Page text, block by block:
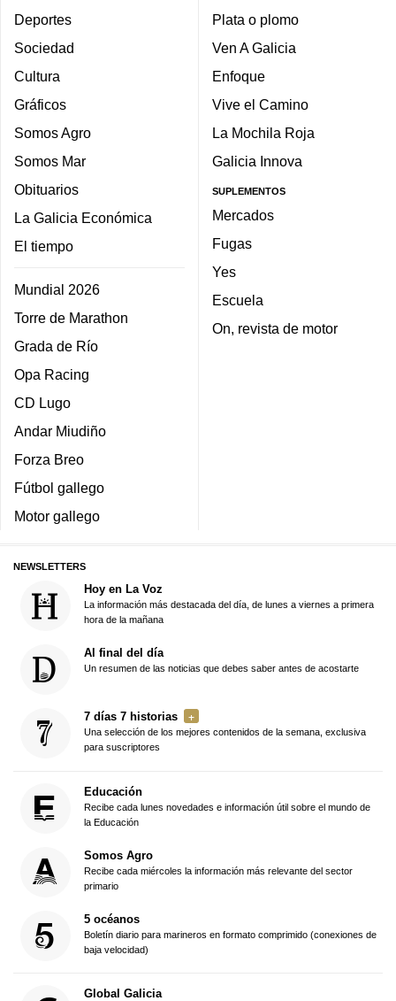
Deportes
Sociedad
Cultura
Gráficos
Somos Agro
Somos Mar
Obituarios
La Galicia Económica
El tiempo
Mundial 2026
Torre de Marathon
Grada de Río
Opa Racing
CD Lugo
Andar Miudiño
Forza Breo
Fútbol gallego
Motor gallego
Plata o plomo
Ven A Galicia
Enfoque
Vive el Camino
La Mochila Roja
Galicia Innova
SUPLEMENTOS
Mercados
Fugas
Yes
Escuela
On, revista de motor
NEWSLETTERS
Hoy en La Voz
La información más destacada del día, de lunes a viernes a primera
hora de la mañana
Al final del día
Un resumen de las noticias que debes saber antes de acostarte
7 días 7 historias
Una selección de los mejores contenidos de la semana, exclusiva
para suscriptores
Educación
Recibe cada lunes novedades e información útil sobre el mundo de
la Educación
Somos Agro
Recibe cada miércoles la información más relevante del sector
primario
5 océanos
Boletín diario para marineros en formato comprimido (conexiones de
baja velocidad)
Global Galicia